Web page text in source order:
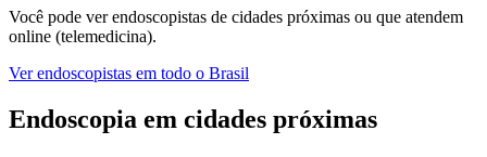
Você pode verendoscopistas de cidades próximas ou que atendem
online (telemedicina).
Verendoscopistas em todo o Brasil
Endoscopia em cidades próximas